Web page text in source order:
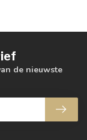
de nieuwste